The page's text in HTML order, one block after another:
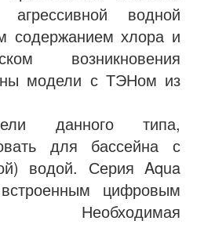
водной
содержанием хлора и
возникновения
модели с ТЭНом из
данного типа,
для бассейна с
водой. Серия Aqua
цифровым
Необходимая